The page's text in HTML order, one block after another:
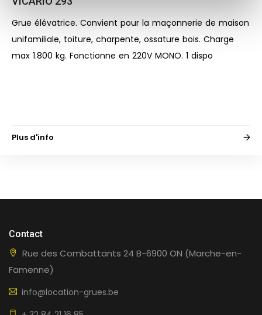
Grue élévatrice. Convient pour la maçonnerie de maison
unifamiliale, toiture, charpente, ossature bois. Charge
max 1.800 kg. Fonctionne en 220V MONO. 1 dispo
Plus d'info
Contact
Rue des Combattants 24 B-6900 ON (Marche-en-
Famenne)
info@location-grues.be